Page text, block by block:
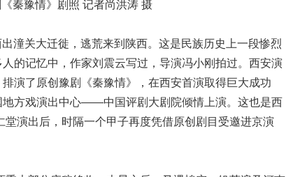
豫情》剧照 记者尚洪涛 摄
关大迁徙，逃荒来到陕西。这是民族历史上一段惨烈
的记忆中，作家刘震云写过，导演冯小刚拍过。西安演
演了原创豫剧《秦豫情》，在西安首演取得巨大成功
地方戏演出中心——中国评剧大剧院倾情上演。这也是西
演出后，时隔一个甲子再度凭借原创剧目受邀进京演